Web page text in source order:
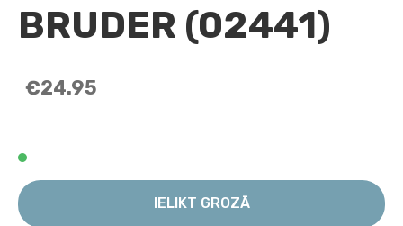
BRUDER (02441)
€24.95
IELIKT GROZĀ